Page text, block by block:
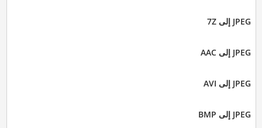
JPEG إلى 7Z
JPEG إلى AAC
JPEG إلى AVI
JPEG إلى BMP